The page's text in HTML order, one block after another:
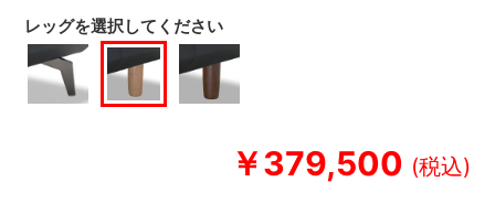
￥379,500
レッグを選択してください